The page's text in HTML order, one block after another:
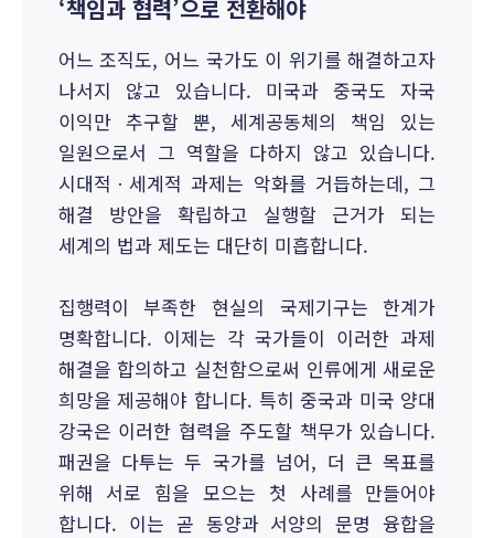
‘책임과 협력’으로 전환해야
어느 조직도, 어느 국가도 이 위기를 해결하고자
나서지 않고 있습니다. 미국과 중국도 자국
이익만 추구할 뿐, 세계공동체의 책임 있는
일원으로서 그 역할을 다하지 않고 있습니다.
시대적ㆍ세계적 과제는 악화를 거듭하는데, 그
해결 방안을 확립하고 실행할 근거가 되는
세계의 법과 제도는 대단히 미흡합니다.
집행력이 부족한 현실의 국제기구는 한계가
명확합니다. 이제는 각 국가들이 이러한 과제
해결을 합의하고 실천함으로써 인류에게 새로운
희망을 제공해야 합니다. 특히 중국과 미국 양대
강국은 이러한 협력을 주도할 책무가 있습니다.
패권을 다투는 두 국가를 넘어, 더 큰 목표를
위해 서로 힘을 모으는 첫 사례를 만들어야
합니다. 이는 곧 동양과 서양의 문명 융합을